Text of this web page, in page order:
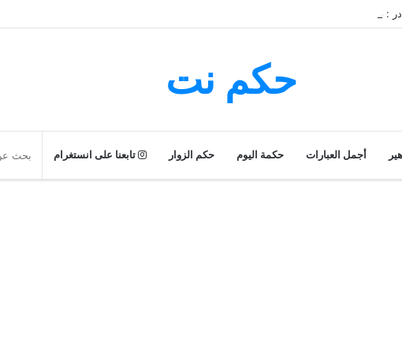
حكم نت
أجمل العبارات حكمة اليوم حكم الزوار تابعنا على انستغرام